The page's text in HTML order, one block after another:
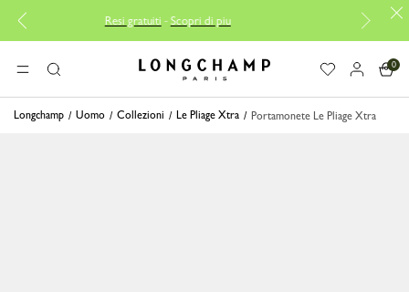
Resi gratuiti-Scopri di piu
MENURicerca Longchamp - Home
0
Longchamp Uomo Collezioni Le Pliage Xtra Portamonete Le Pliage Xtra